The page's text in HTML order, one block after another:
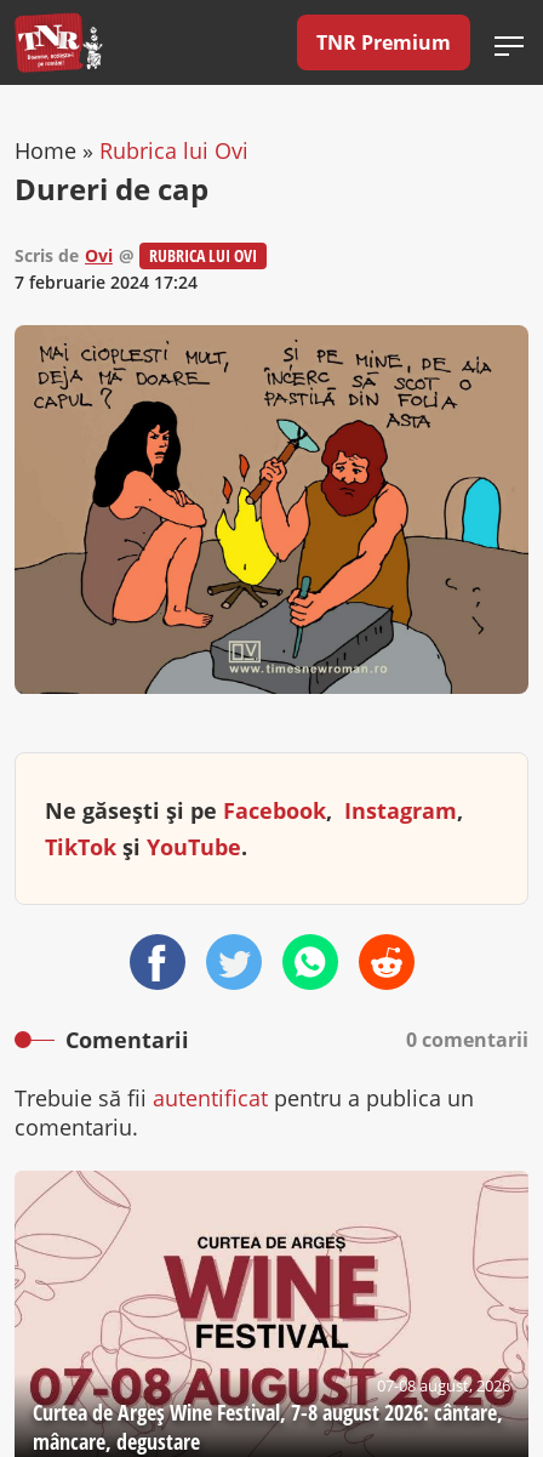
TNR Premium
Home » Rubrica lui Ovi
Dureri de cap
Scris de Ovi @
RUBRICA LUI OVI
7 februarie 2024 17:24
Ne găsești și pe Facebook, Instagram,
TikTok și YouTube.
Comentarii 0 comentarii
Trebuie să fii autentificat pentru a publica un
comentariu.
07-08 august, 2026
Curtea de Argeş Wine Festival, 7-8 august 2026: cântare,
mâncare, degustare